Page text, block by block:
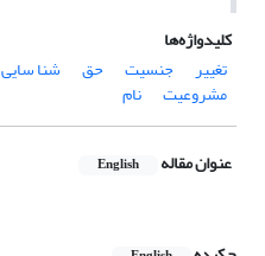
کلیدواژه‌ها
تغییر
جنسیت حق شنا سایی
مشروعیت نام
عنوان مقاله English